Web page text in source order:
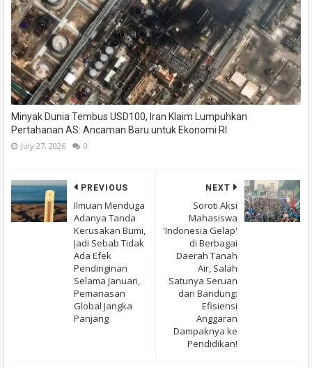
Minyak Dunia Tembus USD100, Iran Klaim Lumpuhkan
Pertahanan AS: Ancaman Baru untuk Ekonomi RI
July 27, 2026 0
NEXT
Soroti Aksi
Mahasiswa
'Indonesia Gelap'
di Berbagai
Daerah Tanah
Air, Salah
Satunya Seruan
dari Bandung:
Efisiensi
Anggaran
Dampaknya ke
Pendidikan!
PREVIOUS
Ilmuan Menduga
Adanya Tanda
Kerusakan Bumi,
Jadi Sebab Tidak
Ada Efek
Pendinginan
Selama Januari,
Pemanasan
Global Jangka
Panjang